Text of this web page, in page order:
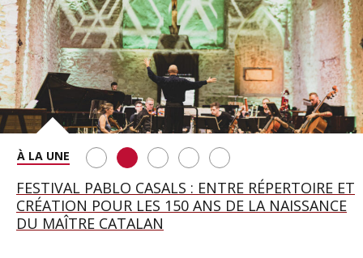
SAINT FRANÇOIS D’ASSISE À SALZBOURG, UNE
SOIRÉE IMMENSE PORTÉE PAR ROMEO
CASTELLUCCI ET MAXIME PASCAL
FESTIVAL PABLO CASALS : ENTRE RÉPERTOIRE ET
CRÉATION POUR LES 150 ANS DE LA NAISSANCE
DU MAÎTRE CATALAN
A BAYREUTH, LE 150E ANNIVERSAIRE DU RING
WAGNÉRIEN GÉNÉRÉ PAR L’IA
BETSY JOLAS FÊTE SON CENTIÈME
ANNIVERSAIRE
GEORGE BENJAMIN : « MES PARENTS AVAIENT
CETTE EXIGENCE DE L’OBJET CISELÉ »